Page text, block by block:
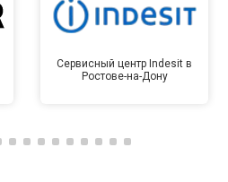
Сервисный центр Indesit в
Ростове-на-Дону